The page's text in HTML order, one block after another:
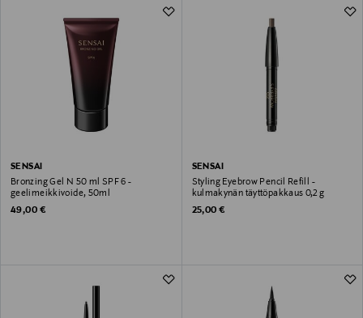
SENSAI
Bronzing Gel N 50 ml SPF 6 -
geelimeikkivoide, 50ml
Original Price
49,00 €
SENSAI
Styling Eyebrow Pencil Refill -
kulmakynän täyttöpakkaus 0,2 g
Original Price
25,00 €